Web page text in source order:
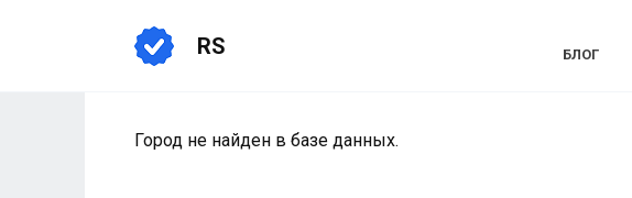
RS БЛОГ
Город не найден в базе данных.